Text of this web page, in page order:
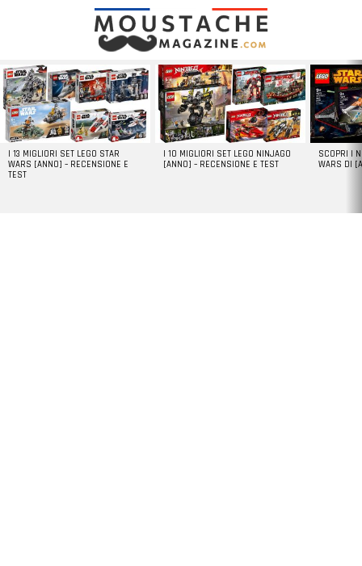
LATEST
STORIES
I 13 MIGLIORI SET LEGO STAR
WARS [ANNO] – RECENSIONE E
TEST
I 10 MIGLIORI SET LEGO NINJAGO
[ANNO] – RECENSIONE E TEST
SCOPRI I
WARS DI